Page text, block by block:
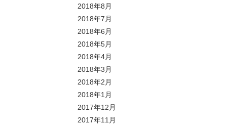
2018年8月
2018年7月
2018年6月
2018年5月
2018年4月
2018年3月
2018年2月
2018年1月
2017年12月
2017年11月